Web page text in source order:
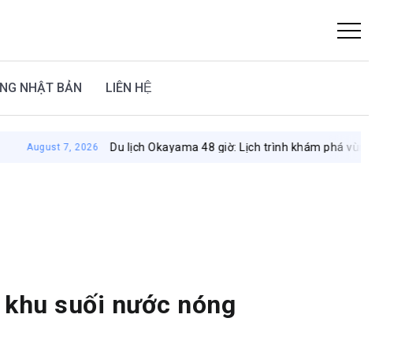
NHẬT BẢN LIÊN HỆ
2026 Du lịch Okayama 48 giờ: Lịch trình khám phá vùng đất mặt trời
suối nước nóng